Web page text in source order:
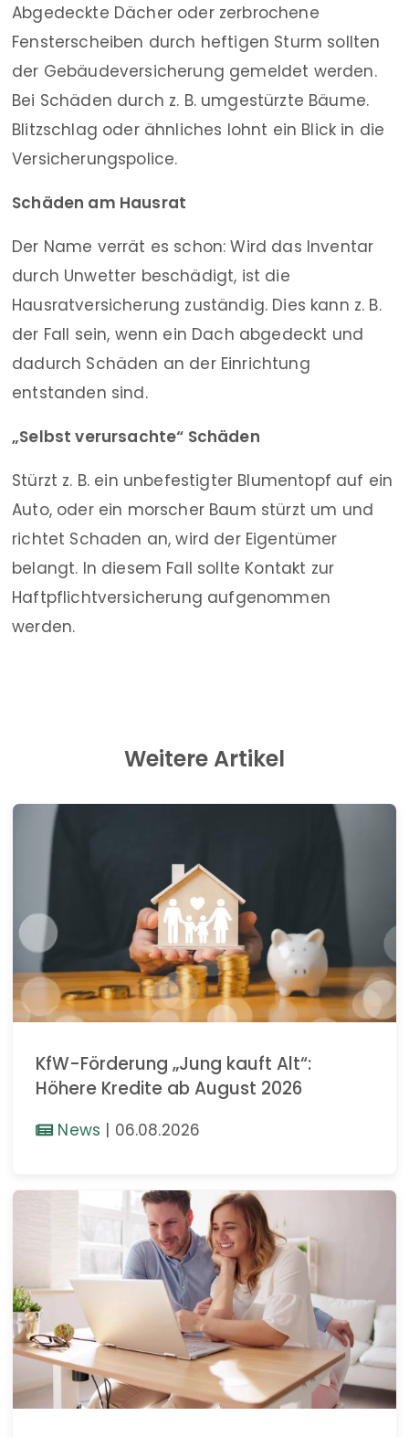
Abgedeckte Dächer oder zerbrochene
Fensterscheiben durch heftigen Sturm sollten
der Gebäudeversicherung gemeldet werden.
Bei Schäden durch z. B. umgestürzte Bäume.
Blitzschlag oder ähnliches lohnt ein Blick in die
Versicherungspolice.
Schäden am Hausrat
Der Name verrät es schon: Wird das Inventar
durch Unwetter beschädigt, ist die
Hausratversicherung zuständig. Dies kann z. B.
der Fall sein, wenn ein Dach abgedeckt und
dadurch Schäden an der Einrichtung
entstanden sind.
„Selbst verursachte“ Schäden
Stürzt z. B. ein unbefestigter Blumentopf auf ein
Auto, oder ein morscher Baum stürzt um und
richtet Schaden an, wird der Eigentümer
belangt. In diesem Fall sollte Kontakt zur
Haftpflichtversicherung aufgenommen
werden.
Weitere Artikel
KfW-Förderung „Jung kauft Alt“:
Höhere Kredite ab August 2026
News | 06.08.2026